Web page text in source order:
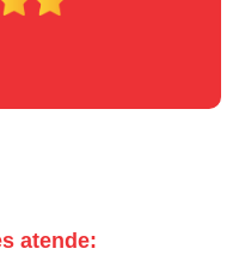
atende: